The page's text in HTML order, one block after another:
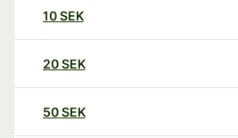
10SEK
20SEK
50SEK